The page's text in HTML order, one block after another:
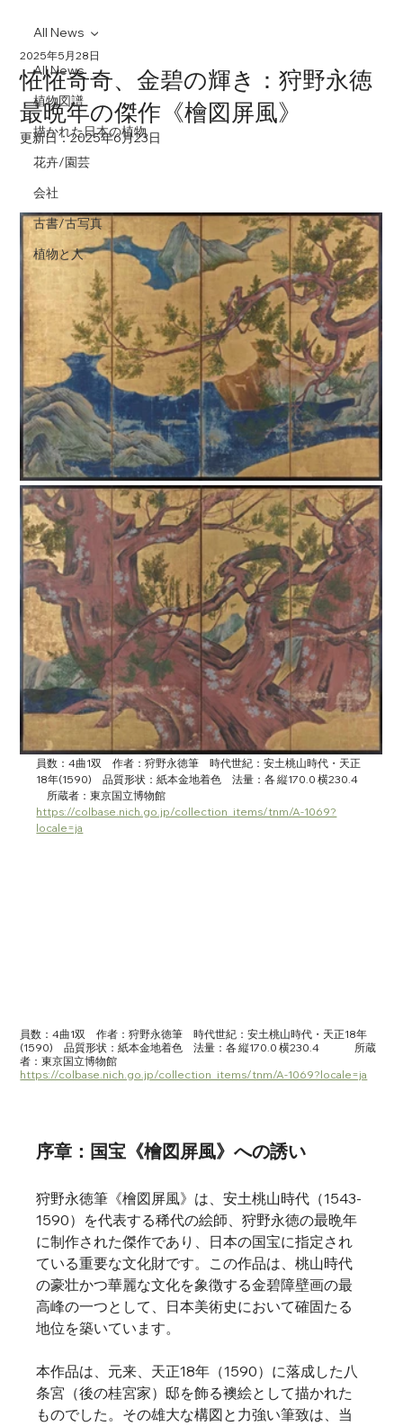
All News
植物図譜
描かれた日本の植物
花卉/園芸
会社
古書/古写真
植物と人
All News
恠恠奇奇、金碧の輝き：狩野永徳
最晩年の傑作《檜図屏風》
2025年5月28日
更新日：2025年6月23日
員数：4曲1双　作者：狩野永徳筆　時代世紀：安土桃山時代・天正
18年(1590)　品質形状：紙本金地着色　法量：各 縦170.0 横230.4
所蔵者：東京国立博物館
https://colbase.nich.go.jp/collection_items/tnm/A-1069?
locale=ja
員数：4曲1双　作者：狩野永徳筆　時代世紀：安土桃山時代・天正18年
(1590)　品質形状：紙本金地着色　法量：各 縦170.0 横230.4	　所蔵
者：東京国立博物館
https://colbase.nich.go.jp/collection_items/tnm/A-1069?locale=ja
序章：国宝《檜図屏風》への誘い
狩野永徳筆《檜図屏風》は、安土桃山時代（1543-
1590）を代表する稀代の絵師、狩野永徳の最晩年
に制作された傑作であり、日本の国宝に指定され
ている重要な文化財です。この作品は、桃山時代
の豪壮かつ華麗な文化を象徴する金碧障壁画の最
高峰の一つとして、日本美術史において確固たる
地位を築いています。
本作品は、元来、天正18年（1590）に落成した八
条宮（後の桂宮家）邸を飾る襖絵として描かれた
ものでした。その雄大な構図と力強い筆致は、当